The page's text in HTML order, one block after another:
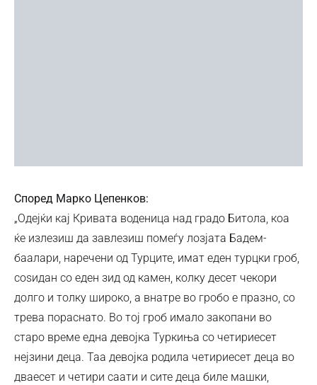
Според Марко Цепенков:
„Одејќи кај Кривата воденица над градо Битола, коа
ќе излезиш да завлезиш помеѓу лозјата Бадем-
баалари, наречени од Турците, имат еден турцки гроб,
соѕидан со еден зид од камен, колку десет чекори
долго и толку широко, а внатре во гробо е празно, со
трева пораснато. Во тој гроб имало закопани во
старо време една девојка Туркиња со четириесет
нејзини деца. Таа девојка родила четириесет деца во
дваесет и четири саати и сите деца биле машки,